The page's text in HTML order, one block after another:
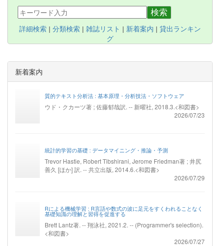
検索
詳細検索 | 分類検索 | 雑誌リスト | 新着案内 | 貸出ランキン
グ
新着案内
質的テキスト分析法 : 基本原理・分析技法・ソフトウェア
ウド・クカーツ著 ; 佐藤郁哉訳. -- 新曜社, 2018.3.<和図書>
2026/07/23
統計的学習の基礎 : データマイニング・推論・予測
Trevor Hastie, Robert Tibshirani, Jerome Friedman著 ; 井尻
善久 [ほか] 訳. -- 共立出版, 2014.6.<和図書>
2026/07/29
Rによる機械学習 : R言語や数式の波に足元をすくわれることなく
基礎知識の理解と習得を促進する
Brett Lantz著. -- 翔泳社, 2021.2. -- (Programmer's selection).
<和図書>
2026/07/27